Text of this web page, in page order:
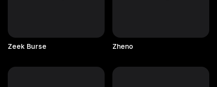
Zeek Burse Zheno